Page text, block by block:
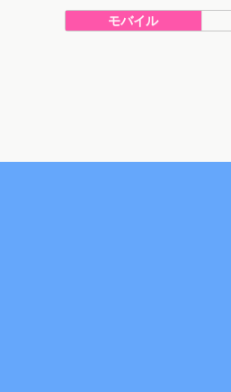
モバイル